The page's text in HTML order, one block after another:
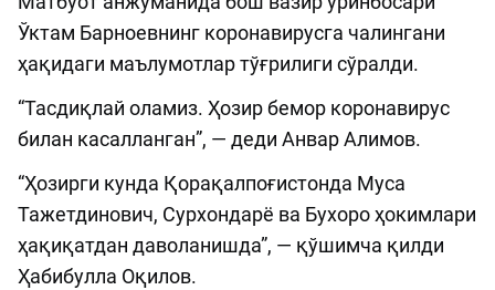
Ўктам Барноевнинг коронавирусга чалингани
ҳақидаги маълумотлар тўғрилиги сўралди.
“Тасдиқлай оламиз. Ҳозир бемор коронавирус
билан касалланган”, — деди Aнвар Aлимов.
“Ҳозирги кунда Қорақалпоғистонда Муса
Тажетдинович, Сурхондарё ва Бухоро ҳокимлари
ҳақиқатдан даволанишда”, — қўшимча қилди
Ҳабибулла Оқилов.